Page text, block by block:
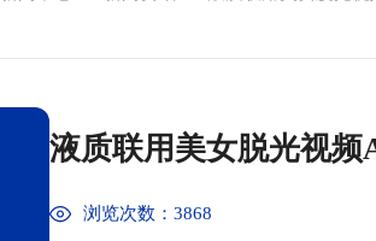
液质联用美女脱光视频
浏览次数：3868